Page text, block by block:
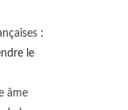
:
le
âme